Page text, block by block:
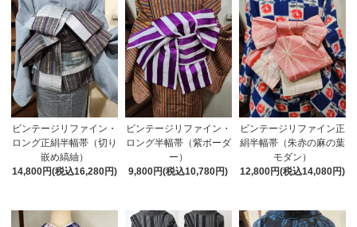
ビンテージリファイン・
ロング正絹半幅帯（切り
嵌め縞紬）
14,800円(税込16,280円)
ビンテージリファイン・
ロング半幅帯（紫ボーダ
ー）
9,800円(税込10,780円)
ビンテージリファイン正
絹半幅帯（朱赤の麻の葉
モダン）
12,800円(税込14,080円)